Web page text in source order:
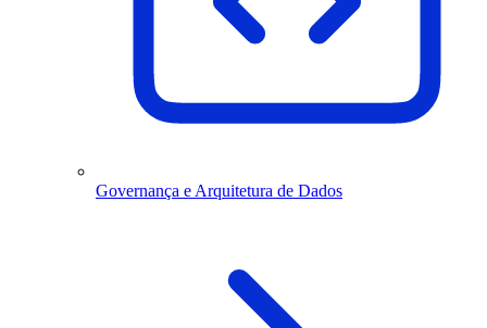
Governança e Arquitetura de Dados